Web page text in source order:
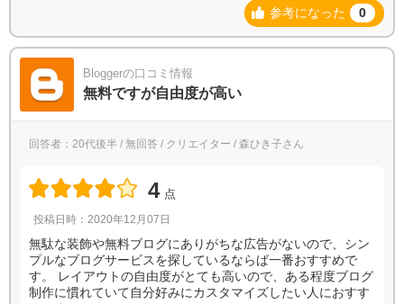
参考になった 0
Bloggerの口コミ情報
無料ですが自由度が高い
回答者：20代後半 / 無回答 / クリエイター / 森ひき子さん
4 点
投稿日時：2020年12月07日
無駄な装飾や無料ブログにありがちな広告がないので、シン
プルなブログサービスを探しているならば一番おすすめで
す。 レイアウトの自由度がとても高いので、ある程度ブログ
制作に慣れていて自分好みにカスタマイズしたい人におすす